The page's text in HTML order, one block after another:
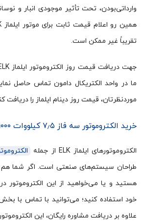
وارداتی‌بودن، تحت تأثیر موجودی انبار و
تقریباً غیر ممکن است.
ما در واحد الکتریکال دامون تماس حاصل
موردنظرتان، قیمت روز دینام ایلماز را دریافت
خرید الکتروموتور سه فاز ۷٫۵ کیلووات ۱۰۰۰ دور ایلماز
الکتروموتورهای ایلماز ELK از جمله
طراحان سیستم‌های صنعتی است. اگر شما هم
هستید و یا می‌خواهید از این الکتروموتور
خود استفاده کنید؛ می‌توانید با تماس با
علاوه بر دریافت مشاوره رایگان، این